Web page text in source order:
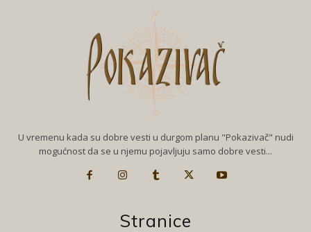
U vremenu kada su dobre vesti u durgom planu "Pokazivač" nudi
mogućnost da se u njemu pojavljuju samo dobre vesti...
Stranice